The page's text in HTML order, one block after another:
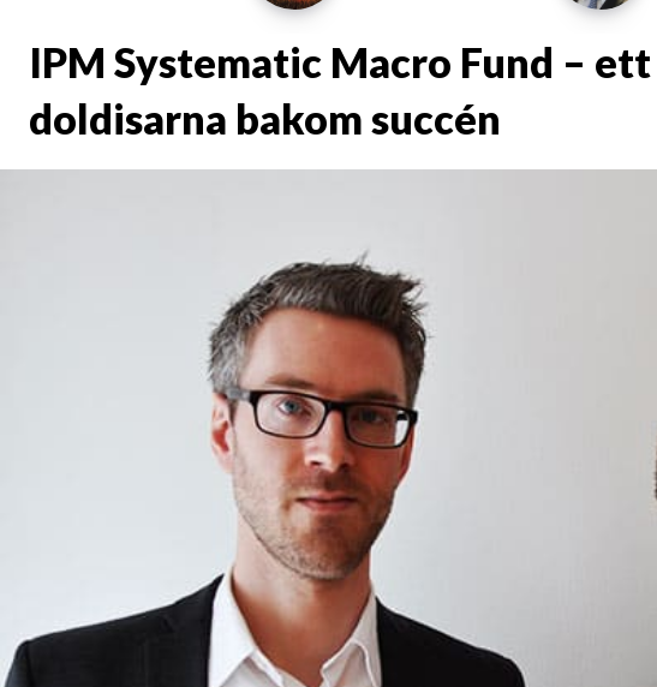
IPM Systematic Macro Fund –
doldisarna bakom succén